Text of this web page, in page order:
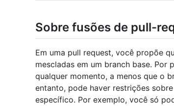
Sobre fusões de pull-
Em uma pull request, você propõe
mescladas em um branch base.
qualquer momento, a menos que o
entanto, pode haver restrições
específico. Por exemplo, você só